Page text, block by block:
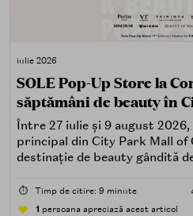
iulie 2026
SOLE Pop-Up Store la
săptămâni de beauty în
Între 27 iulie și 9 august
principal din City Park Mall
destinație de beauty gândită
care îți place, de fapt, să
atingând, comparând,
⏱️ Timp de citire: 9 minute
1 persoana apreciază acest articol